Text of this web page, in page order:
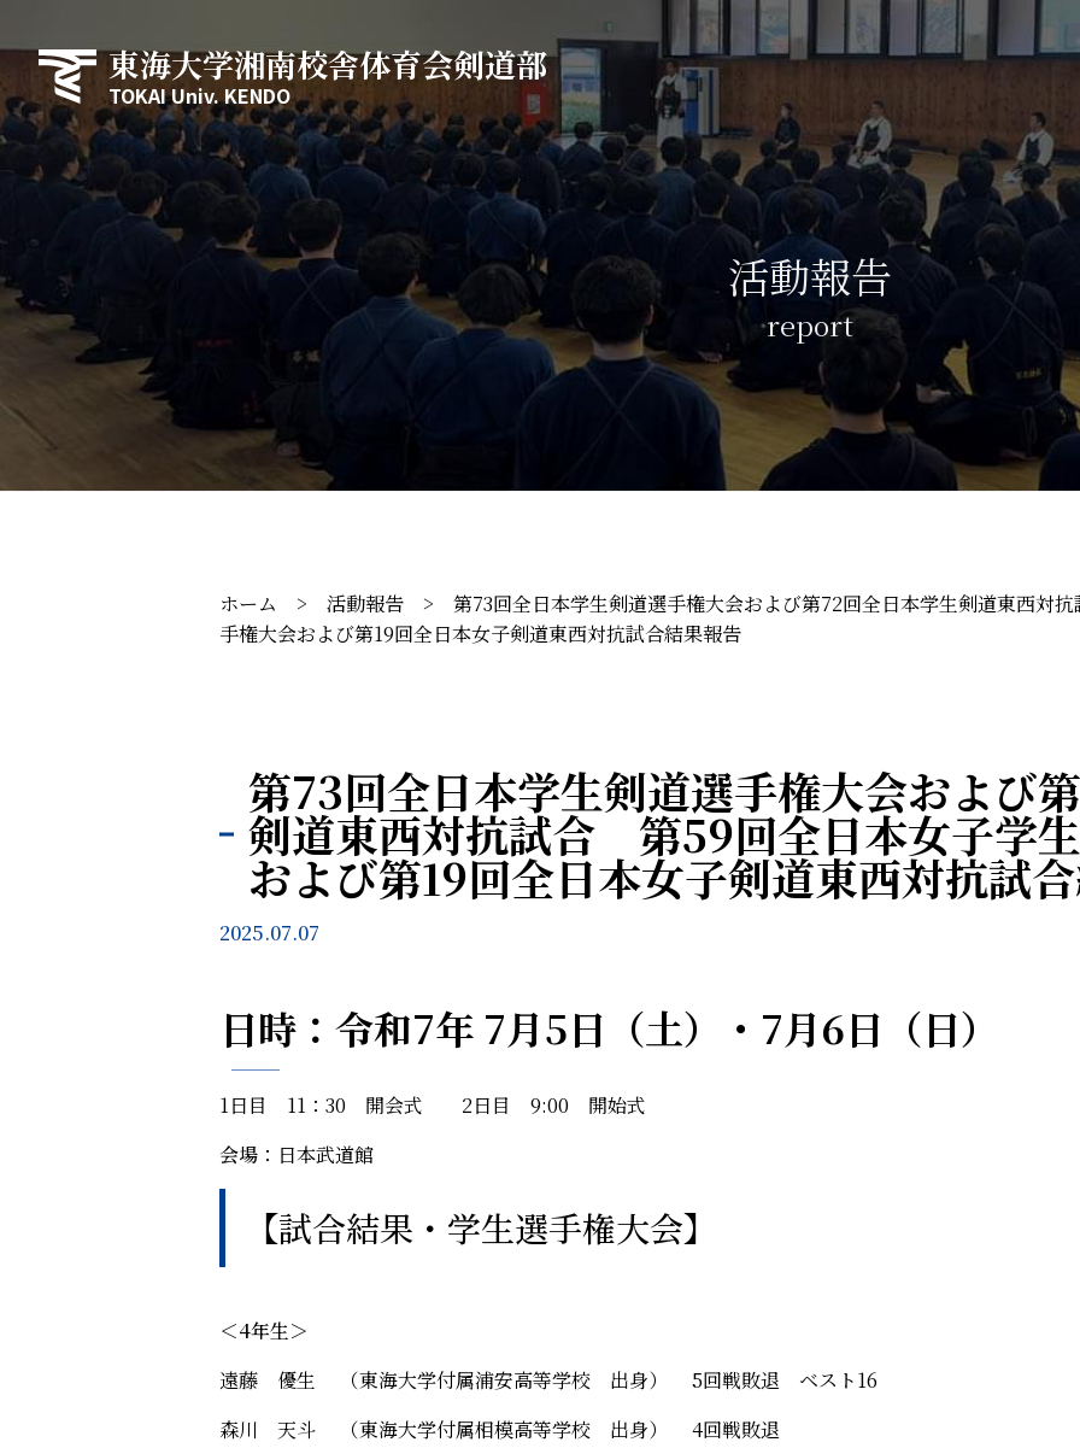
東海大学湘南校舎体育会剣道部
TOKAI Univ. KENDO
活動報告
report
ホーム > 活動報告 > 第73回全日本学生剣道選手権大会および第72回全日本学生剣道東西対
手権大会および第19回全日本女子剣道東西対抗試合結果報告
第73回全日本学生剣道選手権大会および
剣道東西対抗試合 第59回全日本女子学
および第19回全日本女子剣道東西対抗試
2025.07.07
日時：令和7年 7月5日（土）・7月6日（日）
1日目 11：30 開会式 2日目 9:00 開始式
会場： 日本武道館
【試合結果・学生選手権大会】
＜4年生＞
遠藤 優生 （東海大学付属浦安高等学校 出身） 5回戦敗退 ベスト16
森川 天斗 （東海大学付属相模高等学校 出身） 4回戦敗退